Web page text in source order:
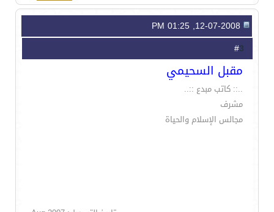
3
مقبل السحيمي
..:: كاتب مبدع ::..
مشرف
مجالس الإسلام والحياة